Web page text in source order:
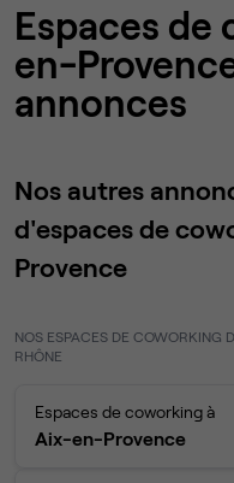
Espaces de
en-
annonces
Nos autres
d'espaces de
Provence
NOS ESPACES DE COWORKING
RHÔNE
Espaces de coworking à
Aix-en-Provence